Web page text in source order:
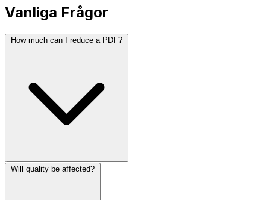
Vanliga Frågor
How much can I reduce a PDF?
Will quality be affected?